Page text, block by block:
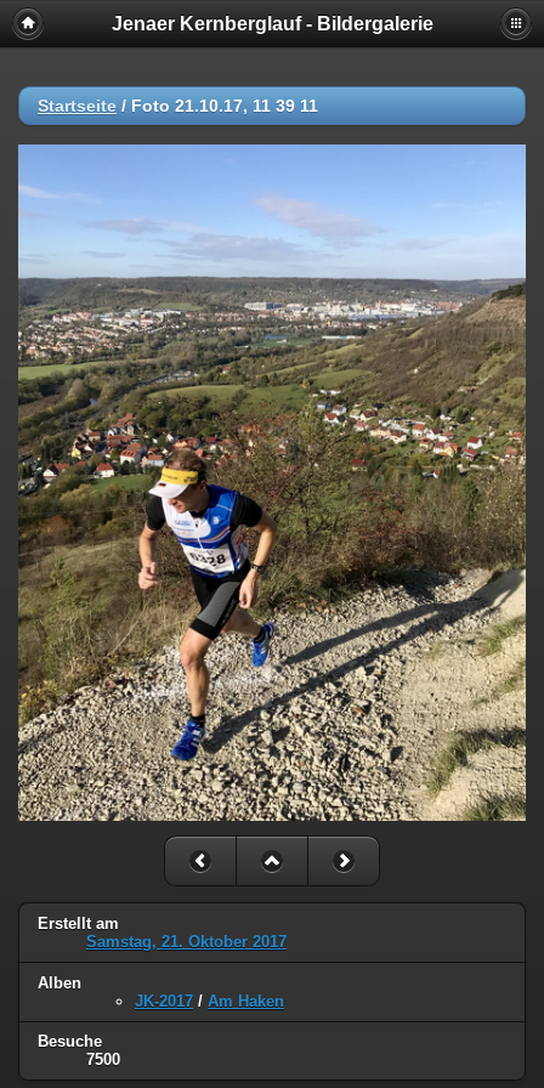
Jenaer Kernberglauf - Bildergalerie
Startseite / Foto 21.10.17, 11 39 11
Erstellt am
Samstag, 21. Oktober 2017
Alben
JK-2017 / Am Haken
Besuche
7500